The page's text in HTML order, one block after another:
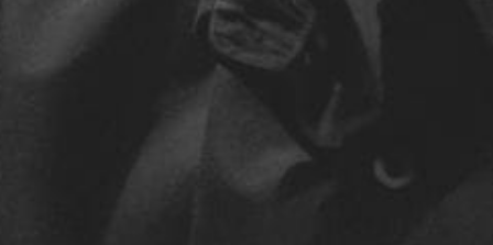
Bettina Aragon (profesora de expresión